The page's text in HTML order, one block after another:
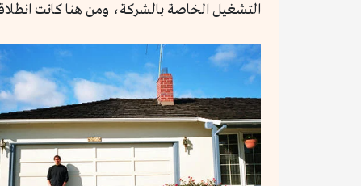
التشغيل الخاصة بالشركة، ومن هنا كانت انطلاقة